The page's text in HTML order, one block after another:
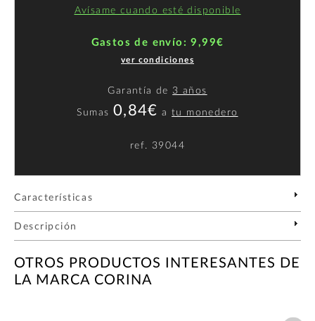
Avísame cuando esté disponible
Gastos de envío: 9,99€
ver condiciones
Garantía de 3 años
Sumas 0,84€ atu monedero
ref. 39044
Características
Descripción
OTROS PRODUCTOS INTERESANTES DE
LA MARCA CORINA